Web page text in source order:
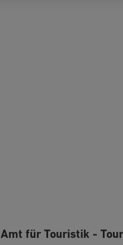
Amt für Touristik -